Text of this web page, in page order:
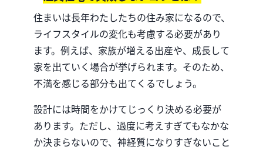
住まいは長年わたしたちの住み家になるので、
ライフスタイルの変化も考慮する必要があり
ます。例えば、家族が増える出産や、成長して
家を出ていく場合が挙げられます。そのため、
不満を感じる部分も出てくるでしょう。
設計には時間をかけてじっくり決める必要が
あります。ただし、過度に考えすぎてもなかな
か決まらないので、神経質になりすぎないこと